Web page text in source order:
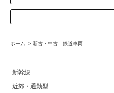
ホーム > 新古・中古 鉄道車両
新幹線
近郊・通勤型